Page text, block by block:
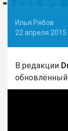
Илья Рябов
22 апреля 2015
В редакции
обновлённый